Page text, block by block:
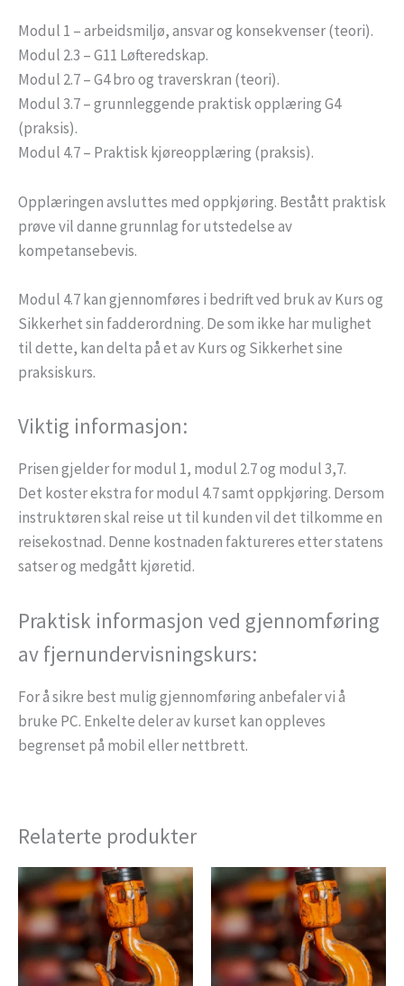
Modul 1 – arbeidsmiljø, ansvar og konsekvenser (teori).
Modul 2.3 – G11 Løfteredskap.
Modul 2.7 – G4 bro og traverskran (teori).
Modul 3.7 – grunnleggende praktisk opplæring G4
(praksis).
Modul 4.7 – Praktisk kjøreopplæring (praksis).
Opplæringen avsluttes med oppkjøring. Bestått praktisk
prøve vil danne grunnlag for utstedelse av
kompetansebevis.
Modul 4.7 kan gjennomføres i bedrift ved bruk av Kurs og
Sikkerhet sin fadderordning. De som ikke har mulighet
til dette, kan delta på et av Kurs og Sikkerhet sine
praksiskurs.
Viktig informasjon:
Prisen gjelder for modul 1, modul 2.7 og modul 3,7.
Det koster ekstra for modul 4.7 samt oppkjøring. Dersom
instruktøren skal reise ut til kunden vil det tilkomme en
reisekostnad. Denne kostnaden faktureres etter statens
satser og medgått kjøretid.
Praktisk informasjon ved gjennomføring
av fjernundervisningskurs:
For å sikre best mulig gjennomføring anbefaler vi å
bruke PC. Enkelte deler av kurset kan oppleves
begrenset på mobil eller nettbrett.
Relaterte produkter